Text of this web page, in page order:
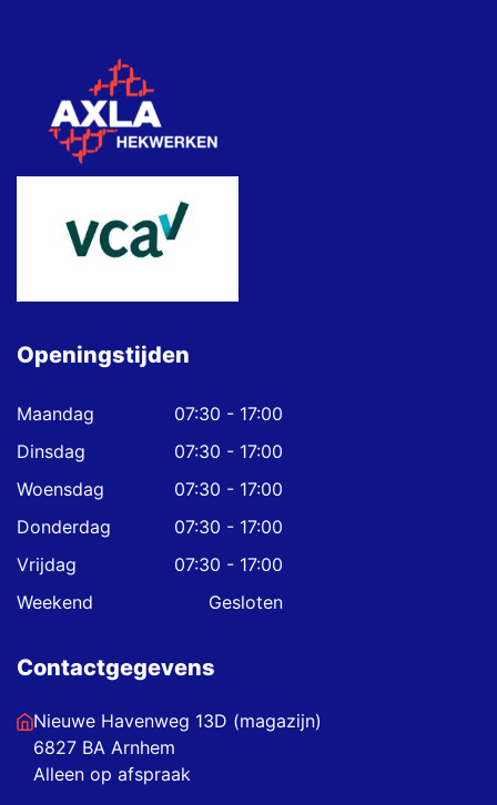
Openingstijden
Maandag
07:30 - 17:00
Dinsdag
07:30 - 17:00
Woensdag
07:30 - 17:00
Donderdag
07:30 - 17:00
Vrijdag
07:30 - 17:00
Weekend
Gesloten
Contactgegevens
Nieuwe Havenweg 13D (magazijn)
6827 BA Arnhem
Alleen op afspraak